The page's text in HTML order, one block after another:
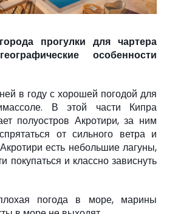
прогулки для чартера
особенности
в году с хорошей погодой для
В этой части Кипра
полуостров Акротири, за ним
от сильного ветра и
есть небольшие лагуны,
покупаться и классно зависнуть
погода в море, марины